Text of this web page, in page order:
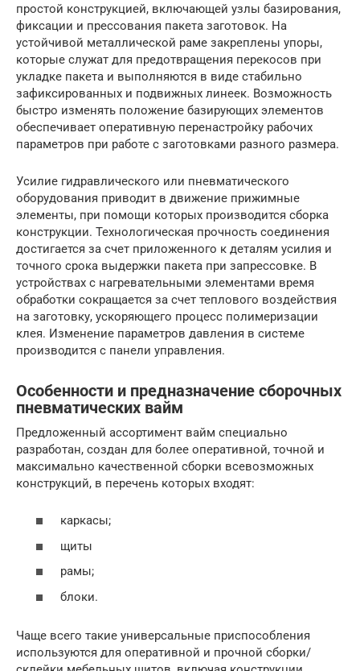
простой конструкцией, включающей узлы базирования,
фиксации и прессования пакета заготовок. На
устойчивой металлической раме закреплены упоры,
которые служат для предотвращения перекосов при
укладке пакета и выполняются в виде стабильно
зафиксированных и подвижных линеек. Возможность
быстро изменять положение базирующих элементов
обеспечивает оперативную перенастройку рабочих
параметров при работе с заготовками разного размера.
Усилие гидравлического или пневматического
оборудования приводит в движение прижимные
элементы, при помощи которых производится сборка
конструкции. Технологическая прочность соединения
достигается за счет приложенного к деталям усилия и
точного срока выдержки пакета при запрессовке. В
устройствах с нагревательными элементами время
обработки сокращается за счет теплового воздействия
на заготовку, ускоряющего процесс полимеризации
клея. Изменение параметров давления в системе
производится с панели управления.
Особенности и предназначение сборочных
пневматических вайм
Предложенный ассортимент вайм специально
разработан, создан для более оперативной, точной и
максимально качественной сборки всевозможных
конструкций, в перечень которых входят:
каркасы;
щиты
рамы;
блоки.
Чаще всего такие универсальные приспособления
используются для оперативной и прочной сборки/